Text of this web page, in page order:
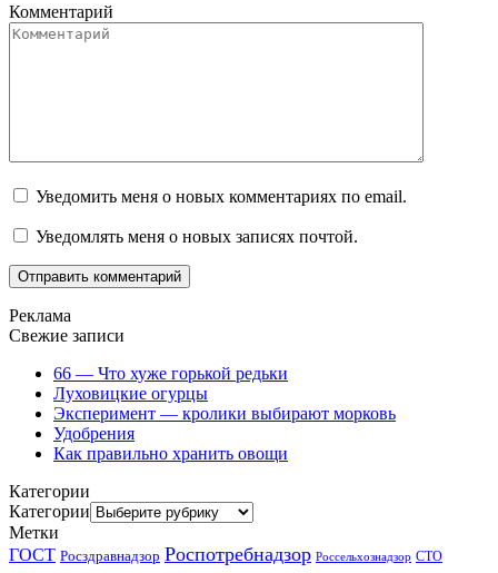
Комментарий
Уведомить меня о новых комментариях по email.
Уведомлять меня о новых записях почтой.
Реклама
Свежие записи
66 — Что хуже горькой редьки
Луховицкие огурцы
Эксперимент — кролики выбирают морковь
Удобрения
Как правильно хранить овощи
Категории
Категории
Метки
ГОСТ Росздравнадзор Роспотребнадзор Россельхознадзор СТО